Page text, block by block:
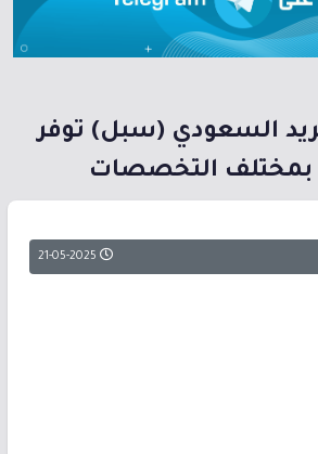
السعودي (سبل) توفر
بمختلف التخصصات
21-05-2025